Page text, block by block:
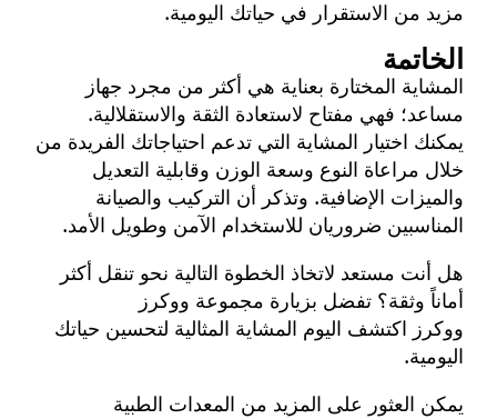
مزيد من الاستقرار في حياتك اليومية.
الخاتمة
المشاية المختارة بعناية هي أكثر من مجرد جهاز
مساعد؛ فهي مفتاح لاستعادة الثقة والاستقلالية.
يمكنك اختيار المشاية التي تدعم احتياجاتك الفريدة من
خلال مراعاة النوع وسعة الوزن وقابلية التعديل
والميزات الإضافية. وتذكر أن التركيب والصيانة
المناسبين ضروريان للاستخدام الآمن وطويل الأمد.
هل أنت مستعد لاتخاذ الخطوة التالية نحو تنقل أكثر
أماناً وثقة؟ تفضل بزيارةمجموعة ووكرز
ووكرزاكتشف اليوم المشاية المثالية لتحسين حياتك
اليومية.
يمكن العثور على المزيد من المعدات الطبية